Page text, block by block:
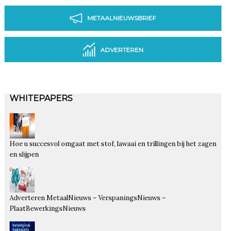
METAALNIEUWSBRIEF
ADVERTEREN
WHITEPAPERS
Hoe u succesvol omgaat met stof, lawaai en trillingen bij het zagen
en slijpen
Adverteren MetaalNieuws – VerspaningsNieuws –
PlaatBewerkingsNieuws